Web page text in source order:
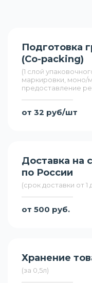
Подготовка
(Co-packing)
(1 слой
маркировки, моно/
предоставление
от 32 руб/шт
Доставка на
по России
(срок доставки от 1
от 500 руб.
Хранение
(за 0,5л)